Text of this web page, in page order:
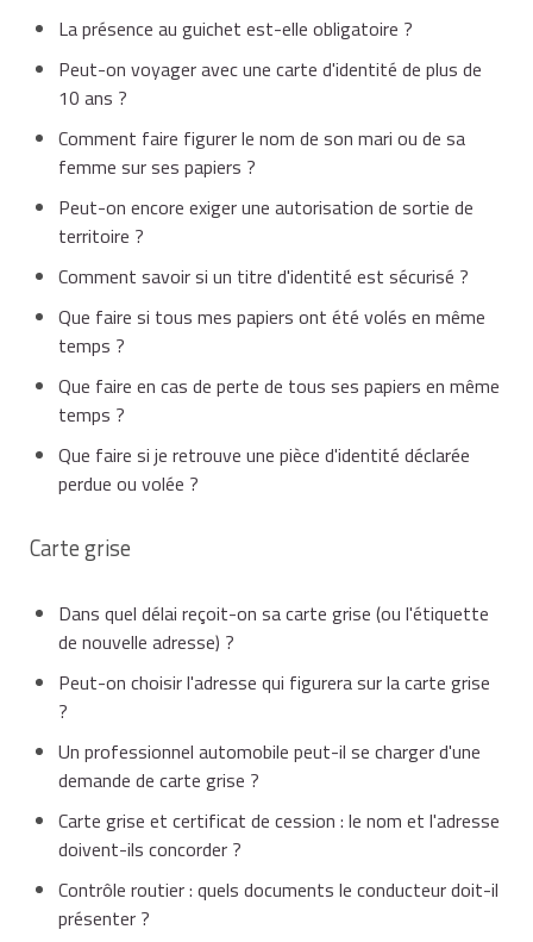
La présence au guichet est-elle obligatoire ?
Peut-on voyager avec une carte d'identité de plus de
10 ans ?
Comment faire figurer le nom de son mari ou de sa
femme sur ses papiers ?
Peut-on encore exiger une autorisation de sortie de
territoire ?
Comment savoir si un titre d'identité est sécurisé ?
Que faire si tous mes papiers ont été volés en même
temps ?
Que faire en cas de perte de tous ses papiers en même
temps ?
Que faire si je retrouve une pièce d'identité déclarée
perdue ou volée ?
Carte grise
Dans quel délai reçoit-on sa carte grise (ou l'étiquette
de nouvelle adresse) ?
Peut-on choisir l'adresse qui figurera sur la carte grise
?
Un professionnel automobile peut-il se charger d'une
demande de carte grise ?
Carte grise et certificat de cession : le nom et l'adresse
doivent-ils concorder ?
Contrôle routier : quels documents le conducteur doit-il
présenter ?